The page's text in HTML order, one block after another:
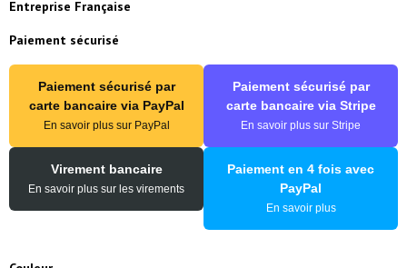
Entreprise Française
Paiement sécurisé
Paiement sécurisé par
carte bancaire via PayPal
En savoir plus sur PayPal
Virement bancaire
En savoir plus sur les virements
Paiement sécurisé par
carte bancaire via Stripe
En savoir plus sur Stripe
Paiement en 4 fois avec
PayPal
En savoir plus